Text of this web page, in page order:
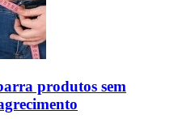
produtos sem